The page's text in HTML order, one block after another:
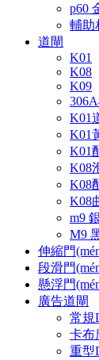
p60
輔助
道閘
K01
K08
K09
K01
K01
K01
K08
K08
K08
m9
M9
伸縮門
段滑門
懸浮門
廣告道閘
常規
卡布
重型